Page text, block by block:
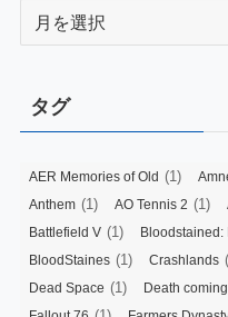
Archives
タグ
AER Memories of Old (1)
Anthem (1) AO Tennis 2 (1)
Battlefield V (1) Bloodstained:
BloodStaines (1) Crashlands
Dead Space (1) Death coming